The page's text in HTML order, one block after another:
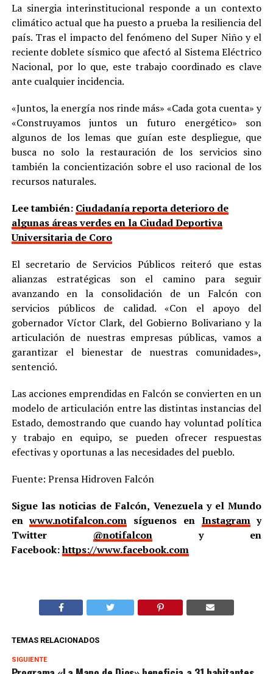
La sinergia interinstitucional responde a un contexto
climático actual que ha puesto a prueba la resiliencia del
país. Tras el impacto del fenómeno del Super Niño y el
reciente doblete sísmico que afectó al Sistema Eléctrico
Nacional, por lo que, este trabajo coordinado es clave
ante cualquier incidencia.
«Juntos, la energía nos rinde más» «Cada gota cuenta» y
«Construyamos juntos un futuro energético» son
algunos de los lemas que guían este despliegue, que
busca no solo la restauración de los servicios sino
también la concientización sobre el uso racional de los
recursos naturales.
Lee también: Ciudadanía reporta deterioro de
algunas áreas verdes en la Ciudad Deportiva
Universitaria de Coro
El secretario de Servicios Públicos reiteró que estas
alianzas estratégicas son el camino para seguir
avanzando en la consolidación de un Falcón con
servicios públicos de calidad. «Con el apoyo del
gobernador Víctor Clark, del Gobierno Bolivariano y la
articulación de nuestras empresas públicas, vamos a
garantizar el bienestar de nuestras comunidades»,
sentenció.
Las acciones emprendidas en Falcón se convierten en un
modelo de articulación entre las distintas instancias del
Estado, demostrando que cuando hay voluntad política
y trabajo en equipo, se pueden ofrecer respuestas
efectivas y oportunas a las necesidades del pueblo.
Fuente: Prensa Hidroven Falcón
Sigue las noticias de Falcón, Venezuela y el Mundo
enwww.notifalcon.com síguenos en Instagramy
Twitter @notifalcony en
Facebook:https://www.facebook.com
TEMAS RELACIONADOS
SIGUIENTE